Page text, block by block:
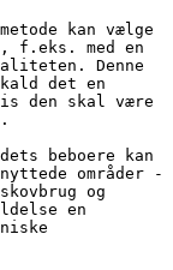
kan vælge
f.eks. med en
Denne
det en
den skal være
beboere kan
områder -
og
en